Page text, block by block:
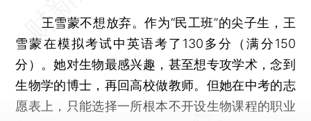
王雪蒙不想放弃。作为“民工班”的尖子生，王
雪蒙在模拟考试中英语考了130多分（满分150
分）。她对生物最感兴趣，甚至想专攻学术，念到
生物学的博士，再回高校做教师。但她在中考的志
愿表上，只能选择一所根本不开设生物课程的职业